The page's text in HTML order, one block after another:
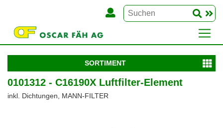
SORTIMENT
0101312 - C16190X Luftfilter-Element
inkl. Dichtungen, MANN-FILTER